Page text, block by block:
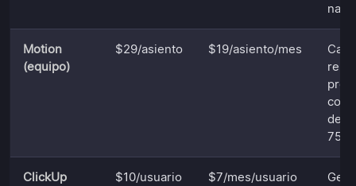
Motion
(equipo)
$29/asiento $19/asiento/mes
con
de
ClickUp $10/usuario $7/mes/usuario